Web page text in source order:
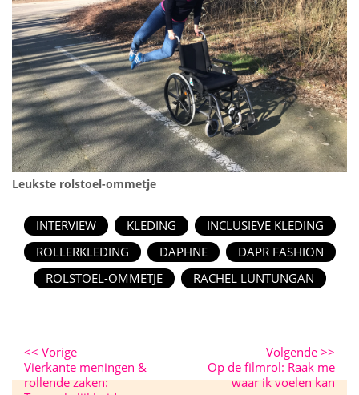
Leukste rolstoel-ommetje
INTERVIEW KLEDING
INCLUSIEVE KLEDING
ROLLERKLEDING
DAPHNE
DAPR FASHION
ROLSTOEL-OMMETJE
RACHEL LUNTUNGAN
<< Vorige
Vierkante meningen &
rollende zaken:
Volgende >>
Op de filmrol: Raak me
waar ik voelen kan